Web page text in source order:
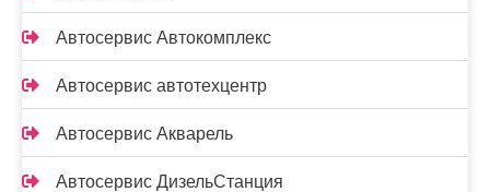
Автосервис Автокомплекс
Автосервис автотехцентр
Автосервис Акварель
Автосервис ДизельСтанция